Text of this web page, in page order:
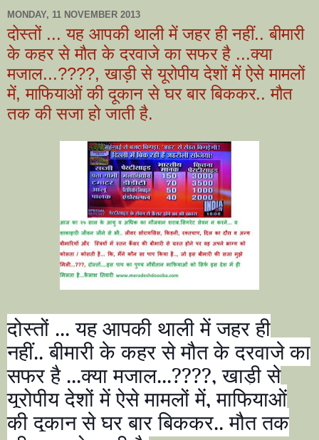
MONDAY, 11 NOVEMBER 2013
दोस्तों ... यह आपकी थाली में जहर ही नहीं.. बीमारी
के कहर से मौत के दरवाजे का सफर है ...क्या
मजाल...????, खाड़ी से यूरोपीय देशों में ऐसे मामलों
में, माफियाओं की दूकान से घर बार बिककर.. मौत
तक की सजा हो जाती है.
दोस्तों ... यह आपकी थाली में जहर ही
नहीं.. बीमारी के कहर से मौत के दरवाजे का
सफर है ...क्या मजाल...????,खाड़ी से
यूरोपीय देशों में ऐसे मामलों में,माफियाओं
की दूकान से घर बार बिककर.. मौत तक